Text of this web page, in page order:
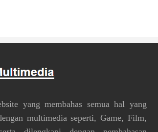
yang membahas semua hal yang
multimedia seperti, Game, Film,